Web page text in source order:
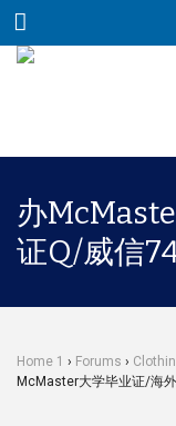
Menu
办
证Q/威信
Home 1 › Forums ›
McMaster大学毕业证/海